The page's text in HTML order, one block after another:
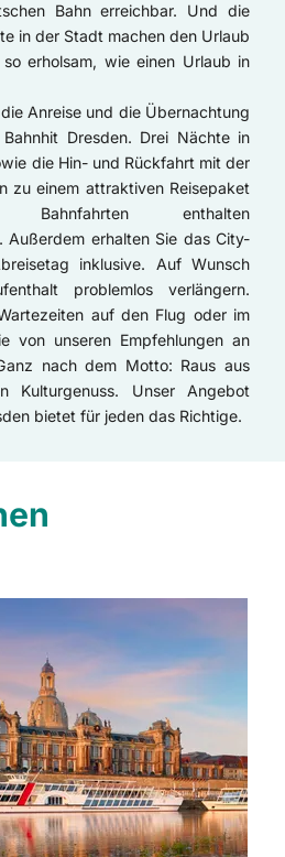
Bahn erreichbar. Und die
in der Stadt machen den Urlaub
erholsam, wie einen Urlaub in
Anreise und die Übernachtung
Dresden. Drei Nächte in
die Hin- und Rückfahrt mit der
zu einem attraktiven Reisepaket
enthalten
Außerdem erhalten Sie das City-
inklusive. Auf Wunsch
problemlos verlängern.
auf den Flug oder im
von unseren Empfehlungen an
nach dem Motto: Raus aus
Unser Angebot
bietet für jeden das Richtige.